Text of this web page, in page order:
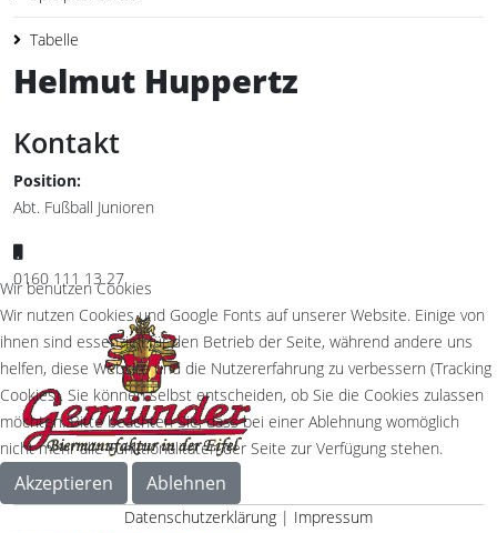
Tabelle
Helmut Huppertz
Kontakt
Position:
Abt. Fußball Junioren
Mobil:
0160 111 13 27
Wir benutzen Cookies
Wir nutzen Cookies und Google Fonts auf unserer Website. Einige von
ihnen sind essenziell für den Betrieb der Seite, während andere uns
helfen, diese Website und die Nutzererfahrung zu verbessern (Tracking
Cookies). Sie können selbst entscheiden, ob Sie die Cookies zulassen
möchten. Bitte beachten Sie, dass bei einer Ablehnung womöglich
nicht mehr alle Funktionalitäten der Seite zur Verfügung stehen.
Akzeptieren Ablehnen
Datenschutzerklärung | Impressum